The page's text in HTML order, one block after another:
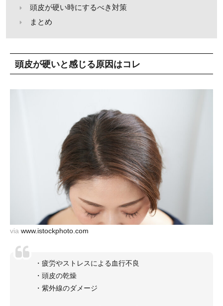
頭皮が硬い時にするべき対策
まとめ
頭皮が硬いと感じる原因はコレ
via www.istockphoto.com
・疲労やストレスによる血行不良
・頭皮の乾燥
・紫外線のダメージ